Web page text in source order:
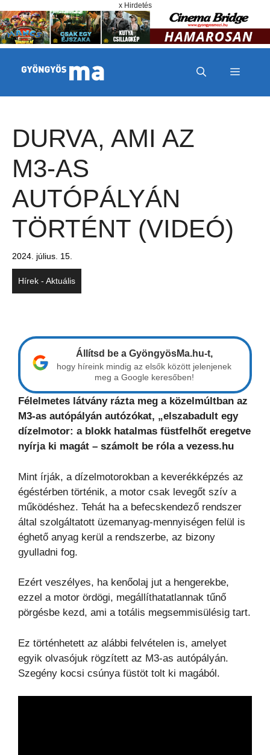
x Hirdetés
MENÜ
DURVA, AMI AZ
M3-AS
AUTÓPÁLYÁN
TÖRTÉNT (VIDEÓ)
2024. július. 15.
Hírek - Aktuális
Állítsd be a GyöngyösMa.hu-t,
hogy híreink mindig az elsők között jelenjenek
meg a Google keresőben!
Félelmetes látvány rázta meg a közelmúltban az
M3-as autópályán autózókat, „elszabadult egy
dízelmotor: a blokk hatalmas füstfelhőt eregetve
nyírja ki magát – számolt be róla a vezess.hu
Mint írják, a dízelmotorokban a keverékképzés az
égéstérben történik, a motor csak levegőt szív a
működéshez. Tehát ha a befecskendező rendszer
által szolgáltatott üzemanyag-mennyiségen felül is
éghető anyag kerül a rendszerbe, az bizony
gyulladni fog.
Ezért veszélyes, ha kenőolaj jut a hengerekbe,
ezzel a motor ördögi, megállíthatatlannak tűnő
pörgésbe kezd, ami a totális megsemmisülésig tart.
Ez történhetett az alábbi felvételen is, amelyet
egyik olvasójuk rögzített az M3-as autópályán.
Szegény kocsi csúnya füstöt tolt ki magából.